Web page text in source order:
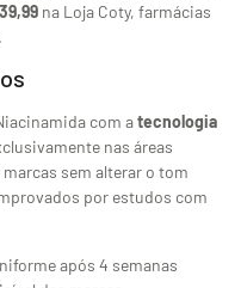
na Loja Coty, farmácias
com atecnologia
nas áreas
sem alterar o tom
por estudos com
após 4 semanas